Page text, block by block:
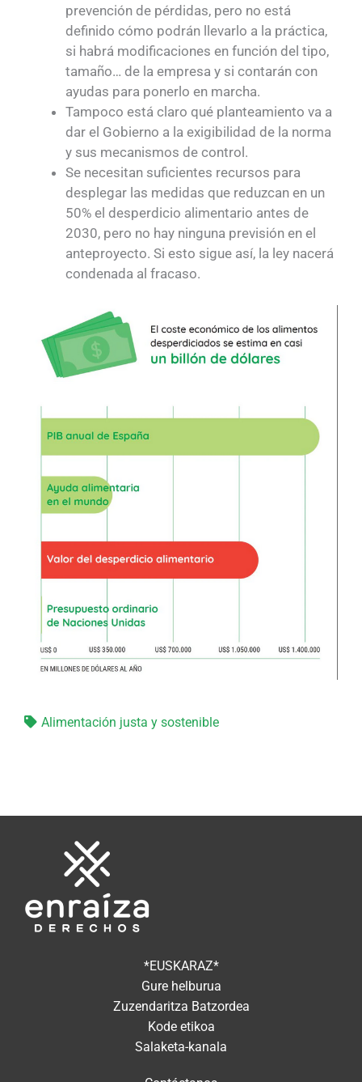
prevención de pérdidas, pero no está
definido cómo podrán llevarlo a la práctica,
si habrá modificaciones en función del tipo,
tamaño… de la empresa y si contarán con
ayudas para ponerlo en marcha.
Tampoco está claro qué planteamiento va a
dar el Gobierno a la exigibilidad de la norma
y sus mecanismos de control.
Se necesitan suficientes recursos para
desplegar las medidas que reduzcan en un
50% el desperdicio alimentario antes de
2030, pero no hay ninguna previsión en el
anteproyecto. Si esto sigue así, la ley nacerá
condenada al fracaso.
Alimentación justa y sostenible
*EUSKARAZ*
Gure helburua
Zuzendaritza Batzordea
Kode etikoa
Salaketa-kanala